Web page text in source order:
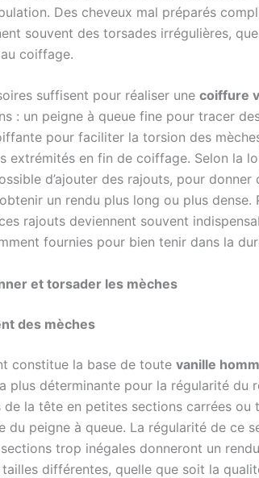
Des cheveux mal préparés
souvent des torsades irrégulières,
coiffage.
suffisent pour réaliser une coiffure
: un peigne à queue fine pour tracer
pour faciliter la torsion des
extrémités en fin de coiffage. Selon la
d’ajouter des rajouts, pour
un rendu plus long ou plus dense.
rajouts deviennent souvent
fournies pour bien tenir dans la
et torsader les mèches
des mèches
constitue la base de toute vanille
plus déterminante pour la régularité du
de la tête en petites sections carrées ou
du peigne à queue. La régularité de ce
trop inégales donneront un
différentes, quelle que soit la